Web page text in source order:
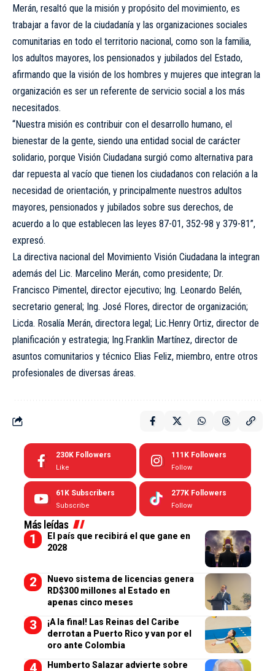
Merán, resaltó que la misión y propósito del movimiento, es
trabajar a favor de la ciudadanía y las organizaciones sociales
comunitarias en todo el territorio nacional, como son la familia,
los adultos mayores, los pensionados y jubilados del Estado,
afirmando que la visión de los hombres y mujeres que integran la
organización es ser un referente de servicio social a los más
necesitados.
“Nuestra misión es contribuir con el desarrollo humano, el
bienestar de la gente, siendo una entidad social de carácter
solidario, porque Visión Ciudadana surgió como alternativa para
dar repuesta al vacío que tienen los ciudadanos con relación a la
necesidad de orientación, y principalmente nuestros adultos
mayores, pensionados y jubilados sobre sus derechos, de
acuerdo a lo que establecen las leyes 87-01, 352-98 y 379-81”,
expresó.
La directiva nacional del Movimiento Visión Ciudadana la integran
además del Lic. Marcelino Merán, como presidente; Dr.
Francisco Pimentel, director ejecutivo; Ing. Leonardo Belén,
secretario general; Ing. José Flores, director de organización;
Licda. Rosalía Merán, directora legal; Lic.Henry Ortiz, director de
planificación y estrategia; Ing.Franklin Martínez, director de
asuntos comunitarios y técnico Elias Feliz, miembro, entre otros
profesionales de diversas áreas.
230K Followers
Like
111K Followers
Follow
61K Subscribers
Subscribe
277K Followers
Follow
Más leídas
El país que recibirá el que gane en
2028
Nuevo sistema de licencias genera
RD$300 millones al Estado en
apenas cinco meses
¡A la final! Las Reinas del Caribe
derrotan a Puerto Rico y van por el
oro ante Colombia
Humberto Salazar advierte sobre